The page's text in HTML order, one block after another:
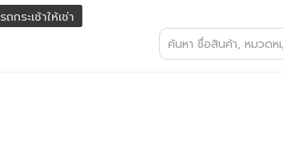
รถกระเช้าให้เช่า